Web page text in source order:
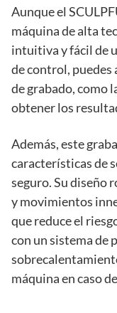
Aunque el
máquina de alta
intuitiva y fácil de
de control,
de grabado, como
obtener los
Además, este
características de
seguro. Su diseño
y movimientos
que reduce el
con un sistema de
máquina en caso